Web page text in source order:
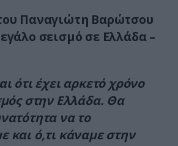
Παναγιώτη Βαρώτσου
σεισμό σε Ελλάδα –
ότι έχει αρκετό χρόνο
στην Ελλάδα. Θα
να το
και ό,τι κάναμε στην